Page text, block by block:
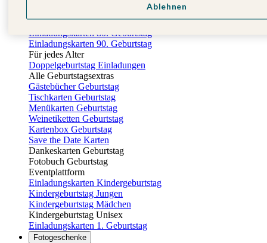
Einladungskarten 60. Geburtstag
Einladungskarten 70. Geburtstag
Einladungskarten 80. Geburtstag
Einladungskarten 90. Geburtstag
Für jedes Alter
Doppelgeburtstag Einladungen
Alle Geburtstagsextras
Gästebücher Geburtstag
Tischkarten Geburtstag
Menükarten Geburtstag
Weinetiketten Geburtstag
Kartenbox Geburtstag
Save the Date Karten
Dankeskarten Geburtstag
Fotobuch Geburtstag
Eventplattform
Einladungskarten Kindergeburtstag
Kindergeburtstag Jungen
Kindergeburtstag Mädchen
Kindergeburtstag Unisex
Einladungskarten 1. Geburtstag
Fotogeschenke
Ablehnen